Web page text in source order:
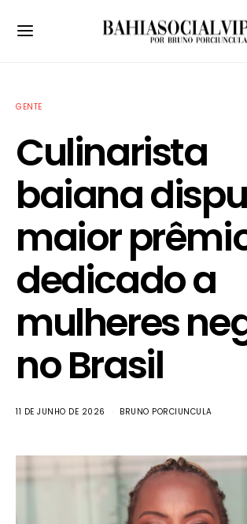
GENTE
Culinarista
baiana
maior
dedicado a
mulheres
no Brasil
11 DE JUNHO DE 2026 BRUNO PORCIUNCULA